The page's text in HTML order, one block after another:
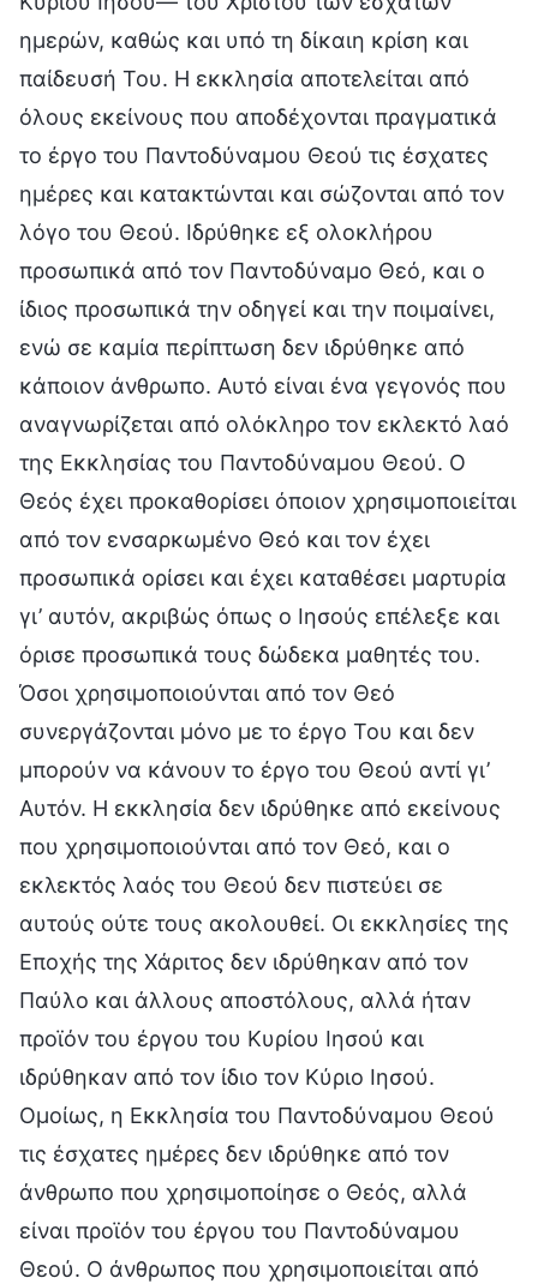
ημερών, καθώς και υπό τη δίκαιη κρίση και
παίδευσή Του. Η εκκλησία αποτελείται από
όλους εκείνους που αποδέχονται πραγματικά
το έργο του Παντοδύναμου Θεού τις έσχατες
ημέρες και κατακτώνται και σώζονται από τον
λόγο του Θεού. Ιδρύθηκε εξ ολοκλήρου
προσωπικά από τον Παντοδύναμο Θεό, και ο
ίδιος προσωπικά την οδηγεί και την ποιμαίνει,
ενώ σε καμία περίπτωση δεν ιδρύθηκε από
κάποιον άνθρωπο. Αυτό είναι ένα γεγονός που
αναγνωρίζεται από ολόκληρο τον εκλεκτό λαό
της Εκκλησίας του Παντοδύναμου Θεού. Ο
Θεός έχει προκαθορίσει όποιον χρησιμοποιείται
από τον ενσαρκωμένο Θεό και τον έχει
προσωπικά ορίσει και έχει καταθέσει μαρτυρία
γι’ αυτόν, ακριβώς όπως ο Ιησούς επέλεξε και
όρισε προσωπικά τους δώδεκα μαθητές του.
Όσοι χρησιμοποιούνται από τον Θεό
συνεργάζονται μόνο με το έργο Του και δεν
μπορούν να κάνουν το έργο του Θεού αντί γι’
Αυτόν. Η εκκλησία δεν ιδρύθηκε από εκείνους
που χρησιμοποιούνται από τον Θεό, και ο
εκλεκτός λαός του Θεού δεν πιστεύει σε
αυτούς ούτε τους ακολουθεί. Οι εκκλησίες της
Εποχής της Χάριτος δεν ιδρύθηκαν από τον
Παύλο και άλλους αποστόλους, αλλά ήταν
προϊόν του έργου του Κυρίου Ιησού και
ιδρύθηκαν από τον ίδιο τον Κύριο Ιησού.
Ομοίως, η Εκκλησία του Παντοδύναμου Θεού
τις έσχατες ημέρες δεν ιδρύθηκε από τον
άνθρωπο που χρησιμοποίησε ο Θεός, αλλά
είναι προϊόν του έργου του Παντοδύναμου
Θεού. Ο άνθρωπος που χρησιμοποιείται από